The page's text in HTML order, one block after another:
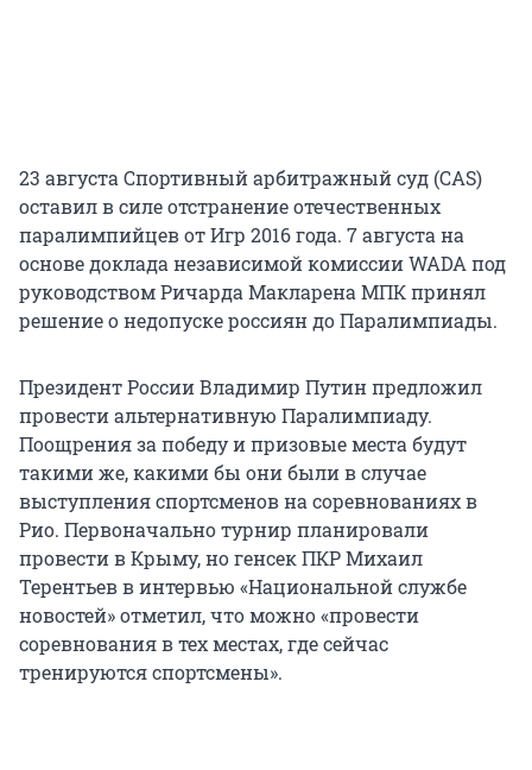
23 августа Спортивный арбитражный суд (CAS)
оставил в силе отстранение отечественных
паралимпийцев от Игр 2016 года. 7 августа на
основе доклада независимой комиссии WADA под
руководством Ричарда Макларена МПК принял
решение о недопуске россиян до Паралимпиады.
Президент России Владимир Путин предложил
провести альтернативную Паралимпиаду.
Поощрения за победу и призовые места будут
такими же, какими бы они были в случае
выступления спортсменов на соревнованиях в
Рио. Первоначально турнир планировали
провести в Крыму, но генсек ПКР Михаил
Терентьев в интервью «Национальной службе
новостей» отметил, что можно «провести
соревнования в тех местах, где сейчас
тренируются спортсмены».